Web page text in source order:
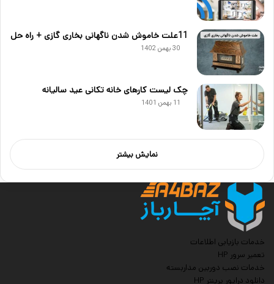
11علت خاموش شدن ناگهانی بخاری گازی + راه حل
30 بهمن 1402
چک لیست کارهای خانه تکانی عید سالیانه
11 بهمن 1401
نمایش بیشتر
خدمات بازیابی اطلاعات
تعمیر سرور HP
خدمات نصب دوربین مداربسته
دانلود درایور پرینتر HP